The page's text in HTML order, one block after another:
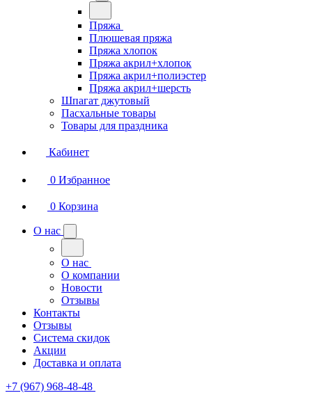
Пряжа
Плюшевая пряжа
Пряжа хлопок
Пряжа акрил+хлопок
Пряжа акрил+полиэстер
Пряжа акрил+шерсть
Шпагат джутовый
Пасхальные товары
Товары для праздника
Кабинет
0 Избранное
0 Корзина
О нас
О нас
О компании
Новости
Отзывы
Контакты
Отзывы
Система скидок
Акции
Доставка и оплата
+7 (967) 968-48-48